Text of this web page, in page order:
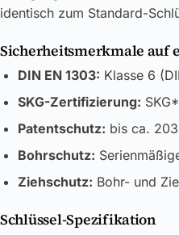
identisch zum Standard-
Sicherheitsmerkmale auf
DIN EN 1303: Klasse 6
SKG-Zertifizierung:
Patentschutz: bis ca.
Bohrschutz:
Ziehschutz: Bohr- und
Schlüssel-Spezifikation